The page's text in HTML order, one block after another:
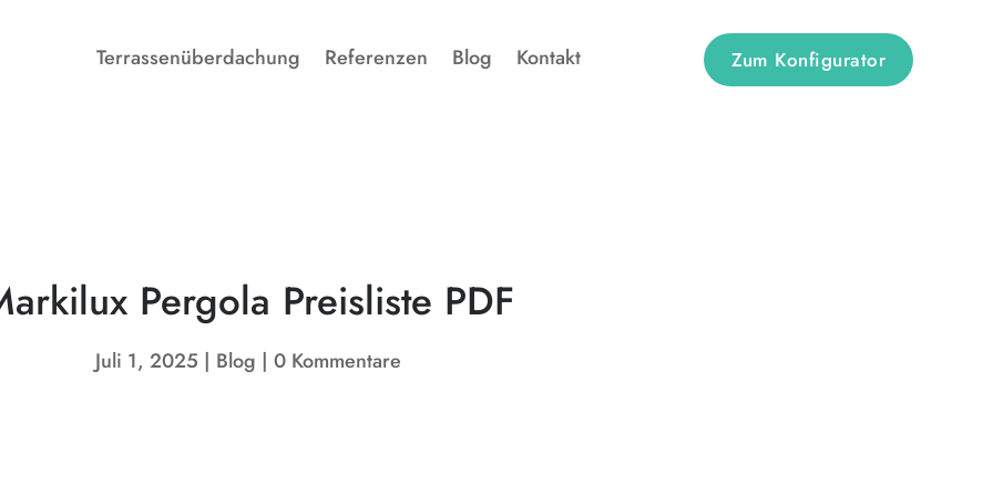
Terrassenüberdachung Referenzen Blog Kontakt Zum Konfigurator
Pergola Preisliste PDF
Juli 1, 2025 Blog 0 Kommentare